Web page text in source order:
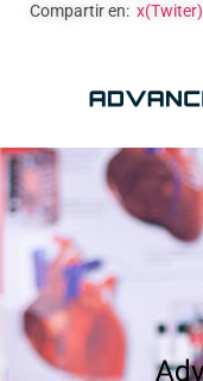
Compartir en: x(Twiter)